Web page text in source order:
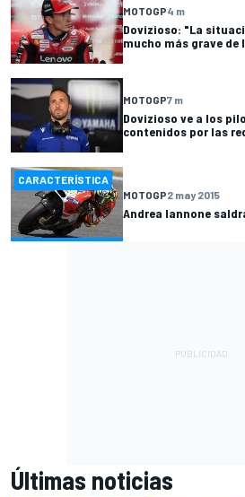
MOTOGP4 m
Dovizioso: "La
mucho más grave de
MOTOGP7 m
Dovizioso ve a los
contenidos por las
CARACTERÍSTICA
MOTOGP2 may 2015
Andrea Iannone
Últimas noticias